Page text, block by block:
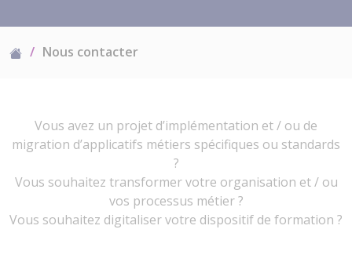
Nous contacter
Vous avez un projet d’implémentation et / ou de
migration d’applicatifs métiers spécifiques ou standards
?
Vous souhaitez transformer votre organisation et / ou
vos processus métier ?
Vous souhaitez digitaliser votre dispositif de formation ?